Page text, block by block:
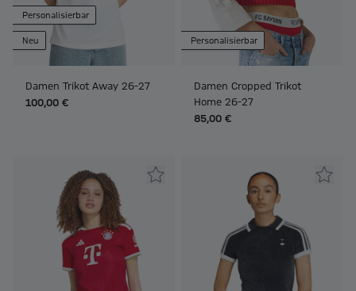
Personalisierbar
Neu
Damen Trikot Away 26-27
100,00 €
Personalisierbar
Damen Cropped Trikot
Home 26-27
85,00 €